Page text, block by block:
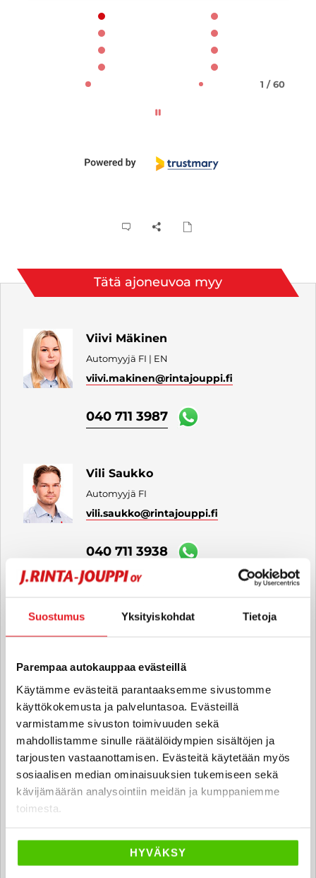
Suostumus Yksityiskohdat Tietoja
Parempaa autokauppaa evästeillä
Käytämme evästeitä parantaaksemme sivustomme
käyttökokemusta ja palveluntasoa. Evästeillä
varmistamme sivuston toimivuuden sekä
mahdollistamme sinulle räätälöidympien sisältöjen ja
tarjousten vastaanottamisen. Evästeitä käytetään myös
sosiaalisen median ominaisuuksien tukemiseen sekä
kävijämäärän analysointiin meidän ja kumppaniemme
toimesta.
HYVÄKSY
1 / 60
Tätä ajoneuvoa myy
Viivi Mäkinen
Automyyjä FI | EN
viivi.makinen@rintajouppi.fi
040 711 3987
Vili Saukko
Automyyjä FI
vili.saukko@rintajouppi.fi
040 711 3938
040 557 0160
Aaro Härkki
Automyyjä FI